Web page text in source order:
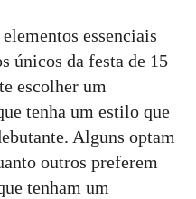
essenciais
únicos da festa de 15
escolher um
tenha um estilo que
Alguns optam
outros preferem
tenham um